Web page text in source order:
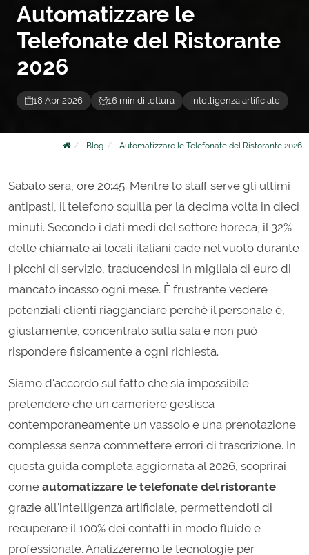
Automatizzare le
Telefonate del Ristorante
2026
18 Apr 2026 16 min di lettura intelligenza artificiale
Blog Automatizzare le Telefonate del Ristorante 2026
Sabato sera, ore 20:45. Mentre lo staff serve gli ultimi
antipasti, il telefono squilla per la decima volta in dieci
minuti. Secondo i dati medi del settore horeca, il 32%
delle chiamate ai locali italiani cade nel vuoto durante
i picchi di servizio, traducendosi in migliaia di euro di
mancato incasso ogni mese. È frustrante vedere
potenziali clienti riagganciare perché il personale è,
giustamente, concentrato sulla sala e non può
rispondere fisicamente a ogni richiesta.
Siamo d'accordo sul fatto che sia impossibile
pretendere che un cameriere gestisca
contemporaneamente un vassoio e una prenotazione
complessa senza commettere errori di trascrizione. In
questa guida completa aggiornata al 2026, scoprirai
come automatizzare le telefonate del ristorante
grazie all'intelligenza artificiale, permettendoti di
recuperare il 100% dei contatti in modo fluido e
professionale. Analizzeremo le tecnologie per